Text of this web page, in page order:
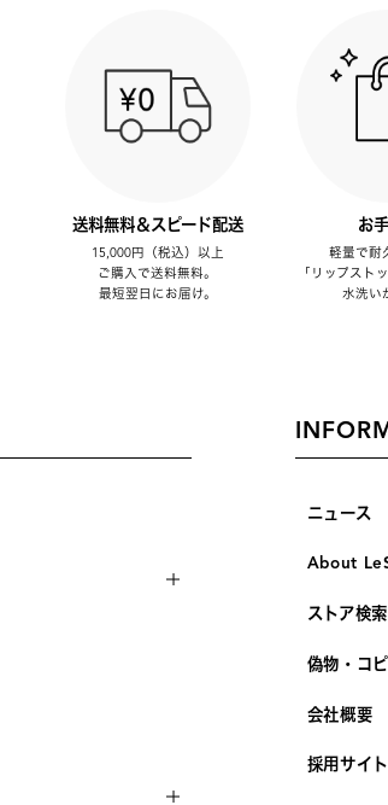
送料無料＆スピード配送
15,000円（税込）以上
ご購入で送料無料。
最短翌日にお届け。
お
軽量で耐
「リップスト
水洗い
ニュース
About
ストア検索
偽物・コ
会社概要
採用サイト